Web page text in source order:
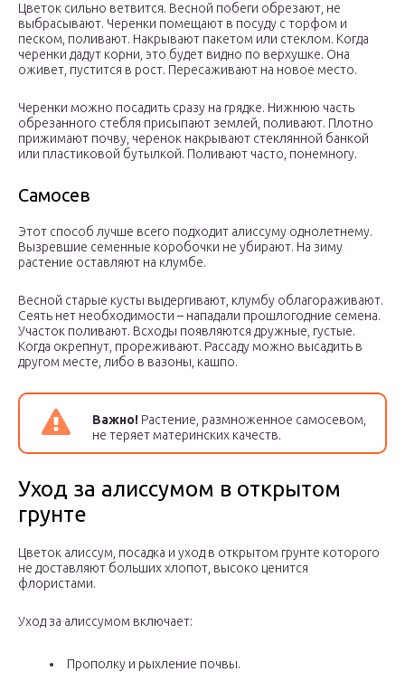
Цветок сильно ветвится. Весной побеги обрезают, не
выбрасывают. Черенки помещают в посуду с торфом и
песком, поливают. Накрывают пакетом или стеклом. Когда
черенки дадут корни, это будет видно по верхушке. Она
оживет, пустится в рост. Пересаживают на новое место.
Черенки можно посадить сразу на грядке. Нижнюю часть
обрезанного стебля присыпают землей, поливают. Плотно
прижимают почву, черенок накрывают стеклянной банкой
или пластиковой бутылкой. Поливают часто, понемногу.
Самосев
Этот способ лучше всего подходит алиссуму однолетнему.
Вызревшие семенные коробочки не убирают. На зиму
растение оставляют на клумбе.
Весной старые кусты выдергивают, клумбу облагораживают.
Сеять нет необходимости – нападали прошлогодние семена.
Участок поливают. Всходы появляются дружные, густые.
Когда окрепнут, прореживают. Рассаду можно высадить в
другом месте, либо в вазоны, кашпо.
Важно! Растение, размноженное самосевом,
не теряет материнских качеств.
Уход за алиссумом в открытом
грунте
Цветок алиссум, посадка и уход в открытом грунте которого
не доставляют больших хлопот, высоко ценится
флористами.
Уход за алиссумом включает:
Прополку и рыхление почвы.